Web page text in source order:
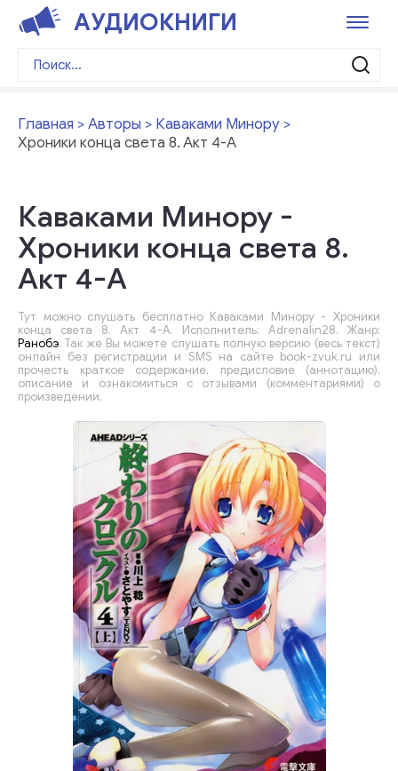
АУДИОКНИГИ
Главная Авторы
Каваками Минору
Хроники конца света 8. Акт 4-А
Каваками Минору -
Хроники конца света 8.
Акт 4-А
Тут можно слушать бесплатно Каваками Минору - Хроники
конца света 8. Акт 4-А. Исполнитель: Adrenalin28, Жанр:
Ранобэ. Так же Вы можете слушать полную версию (весь текст)
онлайн без регистрации и SMS на сайте book-zvuk.ru или
прочесть краткое содержание, предисловие (аннотацию),
описание и ознакомиться с отзывами (комментариями) о
произведении.